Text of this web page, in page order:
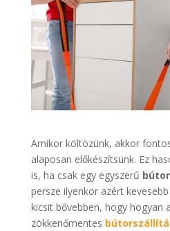
Amikor költözünk, akkor
alaposan előkészítsünk. Ez
is, ha csak egy egyszerű
persze ilyenkor azért
kicsit bővebben, hogy hogyan
zökkenőmentes